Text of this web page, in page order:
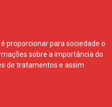
proporcionar para sociedade o
sobre a importância do
de tratamentos e assim